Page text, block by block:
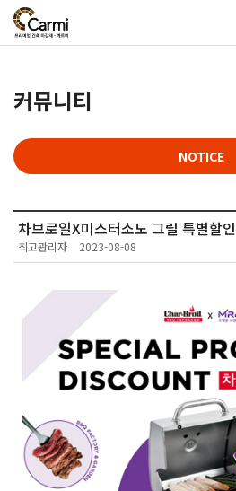
커뮤니티
NOTICE
차브로일X미스터소노 그릴 특별할인
최고관리자 2023-08-08